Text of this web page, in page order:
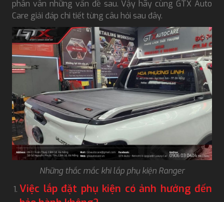
phân vân những vấn đề sau. Vậy hãy cùng GTX Auto
Care giải đáp chi tiết từng câu hỏi sau đây.
Những thắc mắc khi lắp phụ kiện Ranger
Việc lắp đặt phụ kiện có ảnh hưởng đến